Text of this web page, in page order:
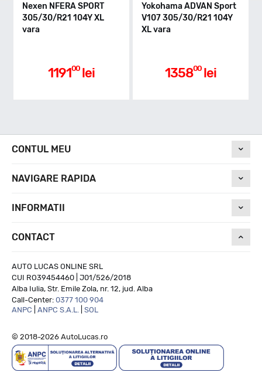
C
Aderenta pe carosabil ud
Nivel de zgomot
72
Nexen NFERA SPORT
305/30/R21 104Y XL
vara
119100 lei
Yokohama ADVAN Sport
V107 305/30/R21 104Y
XL vara
135800 lei
CONTUL MEU
NAVIGARE RAPIDA
INFORMATII
CONTACT
AUTO LUCAS ONLINE SRL
CUI RO39454460 | J01/526/2018
Alba Iulia, Str. Emile Zola, nr. 12, jud. Alba
Call-Center: 0377 100 904
ANPC
ANPC S.A.L. SOL
© 2018-2026 AutoLucas.ro